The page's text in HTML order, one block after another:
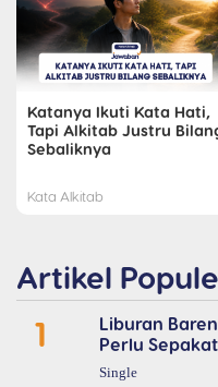
Katanya Ikuti Kata Hati,
Tapi Alkitab Justru
Sebaliknya
Kata Alkitab
Artikel
1
Liburan
Perlu
Single